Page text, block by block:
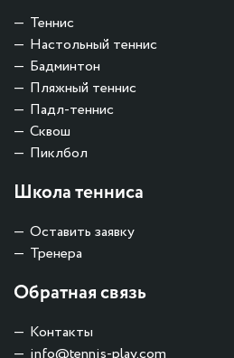
Теннис
Настольный теннис
Бадминтон
Пляжный теннис
Падл-теннис
Сквош
Пиклбол
Школа тенниса
Оставить заявку
Тренера
Обратная связь
Контакты